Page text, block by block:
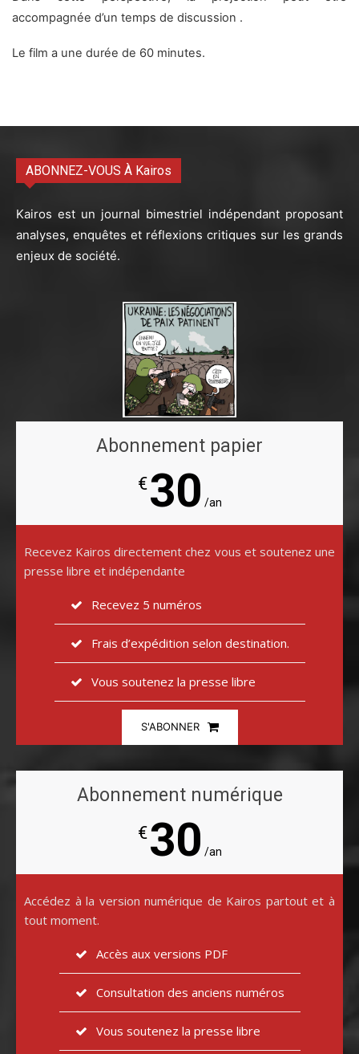
accompagnée d’un temps de discussion .
Le film a une durée de 60 minutes.
ABONNEZ-VOUS À Kairos
Kairos est un journal bimestriel indépendant proposant
analyses, enquêtes et réflexions critiques sur les grands
enjeux de société.
Abonnement papier
€30 /an
Recevez Kairos directement chez vous et soutenez une
presse libre et indépendante
Recevez 5 numéros
Frais d’expédition selon destination.
Vous soutenez la presse libre
S'ABONNER
Abonnement numérique
€30 /an
Accédez à la version numérique de Kairos partout et à
tout moment.
Accès aux versions PDF
Consultation des anciens numéros
Vous soutenez la presse libre